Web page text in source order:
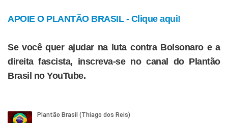
APOIE O PLANTÃO BRASIL - Clique aqui!
Se você quer ajudar na luta contra Bolsonaro e a
direita fascista, inscreva-se no canal do Plantão
Brasil no YouTube.